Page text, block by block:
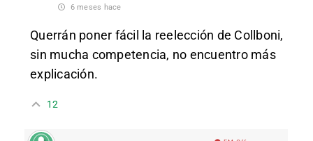
6 meses hace
Querrán poner fácil la reelección de Collboni,
sin mucha competencia, no encuentro más
explicación.
12